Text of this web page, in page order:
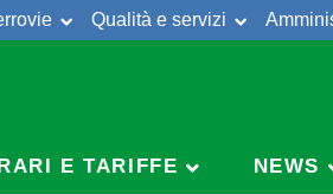
Qualità e servizi
E TARIFFE NEWS